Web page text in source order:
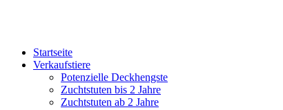
Startseite
Verkaufstiere
Po­ten­zi­elle Deckhengste
Zuchtstuten bis 2 Jahre
Zuchtstuten ab 2 Jahre